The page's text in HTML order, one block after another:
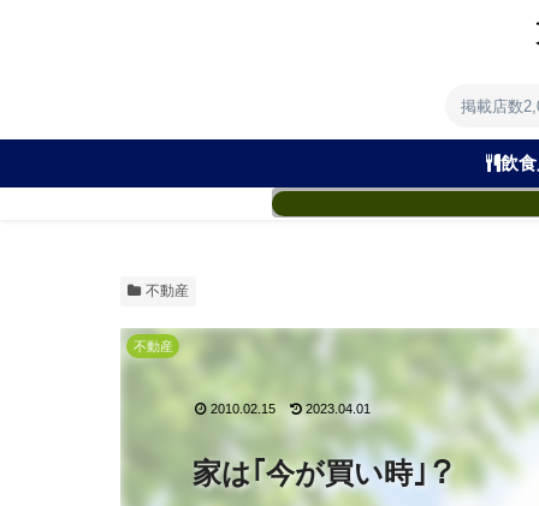
掲載店数
飲
不動産
家は｢今が買い時｣？
不動産
2010.02.15 2023.04.01